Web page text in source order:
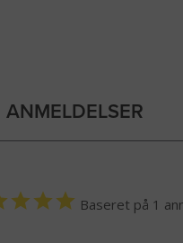
ANMELDELSER
Baseret på 1